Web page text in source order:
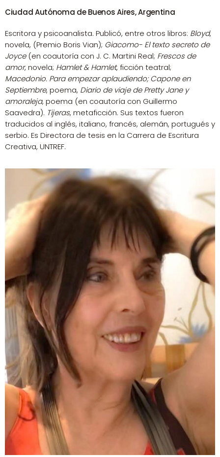
Ciudad Autónoma de Buenos Aires, Argentina
Escritora y psicoanalista. Publicó, entre otros libros: Bloyd,
novela, (Premio Boris Vian); Giacomo- El texto secreto de
Joyce(en coautoría con J. C. Martini Real; Frescos de
amor, novela; Hamlet & Hamlet, ficción teatral;
Macedonio. Para empezar aplaudiendo; Capone en
Septiembre, poema, Diario de viaje de Pretty Jane y
amoraleja, poema (en coautoría con Guillermo
Saavedra). Tijeras, metaficción. Sus textos fueron
traducidos al inglés, italiano, francés, alemán, portugués y
serbio. Es Directora de tesis en la Carrera de Escritura
Creativa, UNTREF.